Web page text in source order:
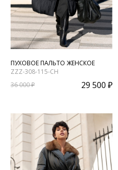
ПУХОВОЕ ПАЛЬТО ЖЕНСКОЕ
ZZZ-308-115-CH
36 000 ₽
29 500 ₽